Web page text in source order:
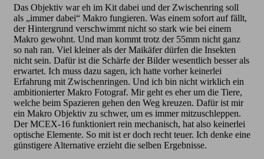
Das Objektiv war eh im Kit dabei und der Zwischenring soll
als „immer dabei“ Makro fungieren. Was einem sofort auf fällt,
der Hintergrund verschwimmt nicht so stark wie bei einem
Makro gewohnt. Und man kommt trotz der 55mm nicht ganz
so nah ran. Viel kleiner als der Maikäfer dürfen die Insekten
nicht sein. Dafür ist die Schärfe der Bilder wesentlich besser als
erwartet. Ich muss dazu sagen, ich hatte vorher keinerlei
Erfahrung mit Zwischenringen. Und ich bin nicht wirklich ein
ambitionierter Makro Fotograf. Mir geht es eher um die Tiere,
welche beim Spazieren gehen den Weg kreuzen. Dafür ist mir
ein Makro Objektiv zu schwer, um es immer mitzuschleppen.
Der MCEX-16 funktioniert rein mechanisch, hat also keinerlei
optische Elemente. So mit ist er doch recht teuer. Ich denke eine
günstigere Alternative erzieht die selben Ergebnisse.